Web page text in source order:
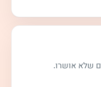
שלא אושרו.